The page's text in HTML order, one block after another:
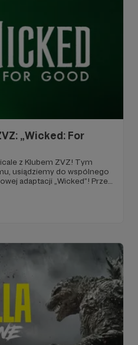
„Wicked: For
z Klubem ZVZ! Tym
usiądziemy do wspólnego
adaptacji „Wicked”! Przed